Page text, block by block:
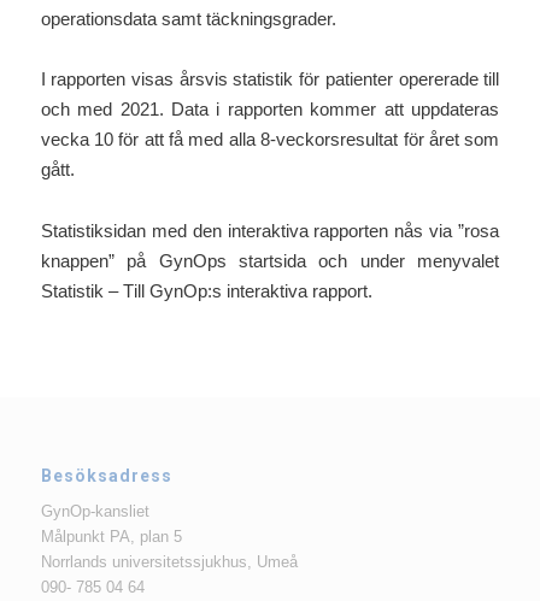
operationsdata samt täckningsgrader.
I rapporten visas årsvis statistik för patienter opererade till
och med 2021. Data i rapporten kommer att uppdateras
vecka 10 för att få med alla 8-veckorsresultat för året som
gått.
Statistiksidan med den interaktiva rapporten nås via ”rosa
knappen” på GynOps startsida och under menyvalet
Statistik – Till GynOp:s interaktiva rapport.
Besöksadress
GynOp-kansliet
Målpunkt PA, plan 5
Norrlands universitetssjukhus, Umeå
090- 785 04 64